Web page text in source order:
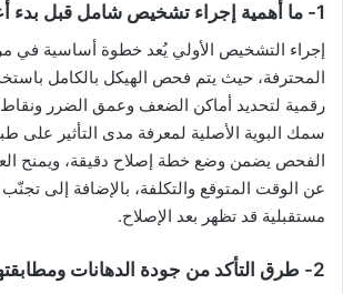
1- ما أهمية إجراء تشخيص شامل قبل بدء أعمال السمكرة؟
إجراء التشخيص الأولي يُعد خطوة أساسية في
المحترفة، حيث يتم فحص الهيكل بالكامل
رقمية لتحديد أماكن الضعف وعمق الضرر
سمك البوية الأصلية لمعرفة مدى التأثير على
الفحص يضمن وضع خطة إصلاح دقيقة، ويمنح
عن الوقت المتوقع والتكلفة، بالإضافة إلى
مستقبلية قد تظهر بعد الإصلاح.
2- طرق التأكد من جودة الدهانات ومطابقتها لألوان الوكالة